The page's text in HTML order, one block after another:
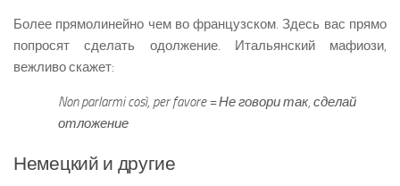
Более прямолинейно чем во французском. Здесь вас прямо
попросят сделать одолжение. Итальянский мафиози,
вежливо скажет:
Non parlarmi così, per favore = Не говори так, сделай
отложение
Немецкий и другие